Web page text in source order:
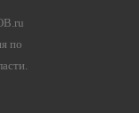
по